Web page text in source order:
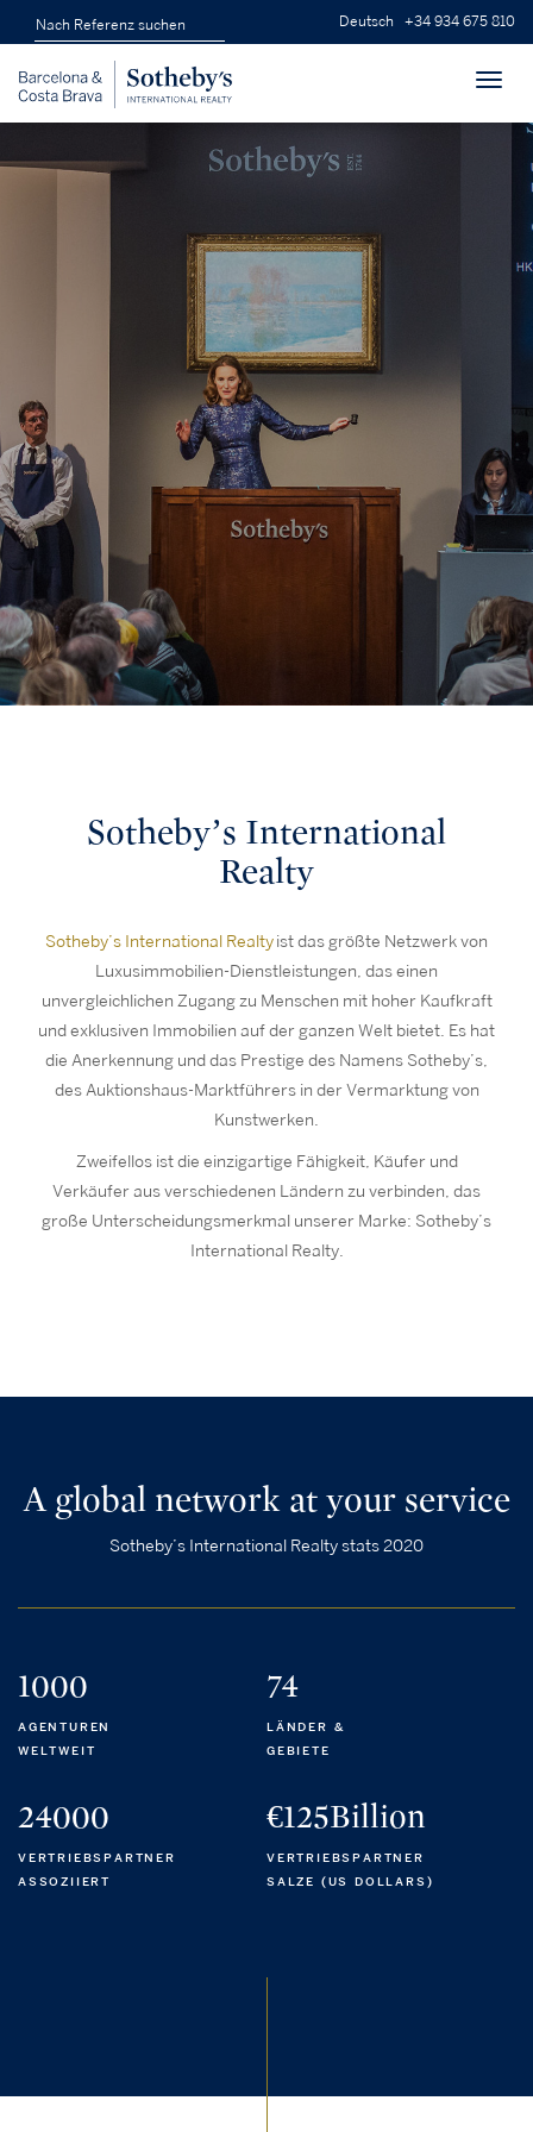
Deutsch +34 934 675 810
Sotheby’s International
Realty
Sotheby’s International Realty ist das größte Netzwerk von
Luxusimmobilien-Dienstleistungen, das einen
unvergleichlichen Zugang zu Menschen mit hoher Kaufkraft
und exklusiven Immobilien auf der ganzen Welt bietet. Es hat
die Anerkennung und das Prestige des Namens Sotheby’s,
des Auktionshaus-Marktführers in der Vermarktung von
Kunstwerken.
Zweifellos ist die einzigartige Fähigkeit, Käufer und
Verkäufer aus verschiedenen Ländern zu verbinden, das
große Unterscheidungsmerkmal unserer Marke: Sotheby’s
International Realty.
A global network at your service
Sotheby’s International Realty stats 2020
1000
AGENTUREN
WELTWEIT
74
LÄNDER &
GEBIETE
24000
VERTRIEBSPARTNER
ASSOZIIERT
€125Billion
VERTRIEBSPARTNER
SALZE (US DOLLARS)